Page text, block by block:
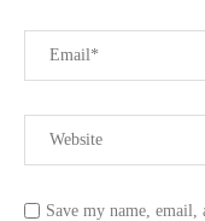
Save my name,